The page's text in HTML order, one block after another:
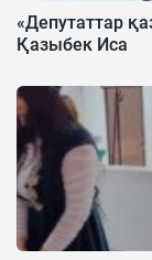
«Депутаттар
Қазыбек Иса